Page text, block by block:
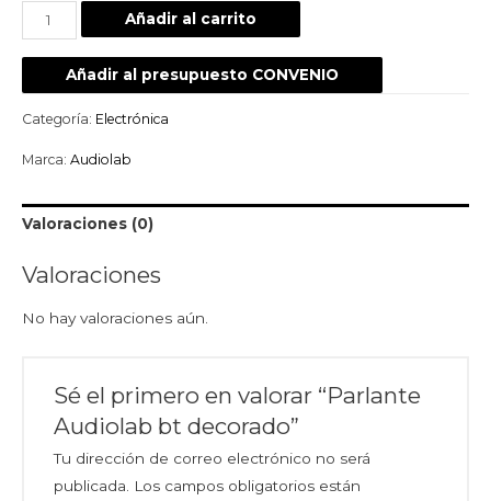
Añadir al carrito
Añadir al presupuesto CONVENIO
Categoría: Electrónica
Marca: Audiolab
Valoraciones (0)
Valoraciones
No hay valoraciones aún.
Sé el primero en valorar “Parlante
Audiolab bt decorado”
Tu dirección de correo electrónico no será
publicada.
Los campos obligatorios están